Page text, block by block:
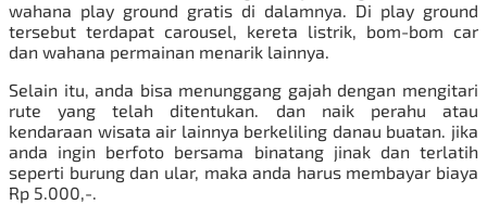
wahana play ground gratis di dalamnya. Di play ground
tersebut terdapat carousel, kereta listrik, bom-bom car
dan wahana permainan menarik lainnya.
Selain itu, anda bisa menunggang gajah dengan mengitari
rute yang telah ditentukan. dan naik perahu atau
kendaraan wisata air lainnya berkeliling danau buatan. jika
anda ingin berfoto bersama binatang jinak dan terlatih
seperti burung dan ular, maka anda harus membayar biaya
Rp 5.000,-.